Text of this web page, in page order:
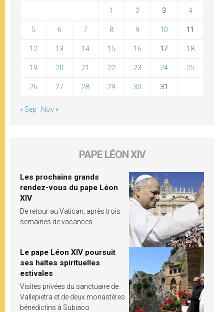
1 2 3 4
5 6 7 8 9 10 11
12 13 14 15 16 17 18
19 20 21 22 23 24 25
26 27 28 29 30 31
« Sep Nov »
PAPE LÉON XIV
Les prochains grands
rendez-vous du pape Léon
XIV
De retour au Vatican, après trois
semaines de vacances
Le pape Léon XIV poursuit
ses haltes spirituelles
estivales
Visites privées du sanctuaire de
Vallepietra et de deux monastères
bénédictins à Subiaco